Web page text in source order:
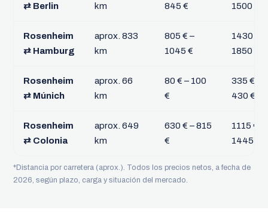
⇄ Berlin
km
845 €
1500 €
Rosenheim
⇄ Hamburg
aprox. 833
km
805 € –
1045 €
1430 € –
1850 €
Rosenheim
⇄ Múnich
aprox. 66
km
80 € – 100
€
335 € –
430 €
Rosenheim
⇄ Colonia
aprox. 649
km
630 € – 815
€
1115 € –
1445 €
*Distancia por carretera (aprox.). Todos los precios netos, a fecha de
2026, según plazo, carga y situación del mercado.